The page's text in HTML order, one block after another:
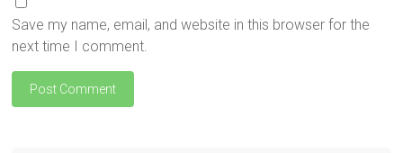
Save my name, email, and website in this browser for the
next time I comment.